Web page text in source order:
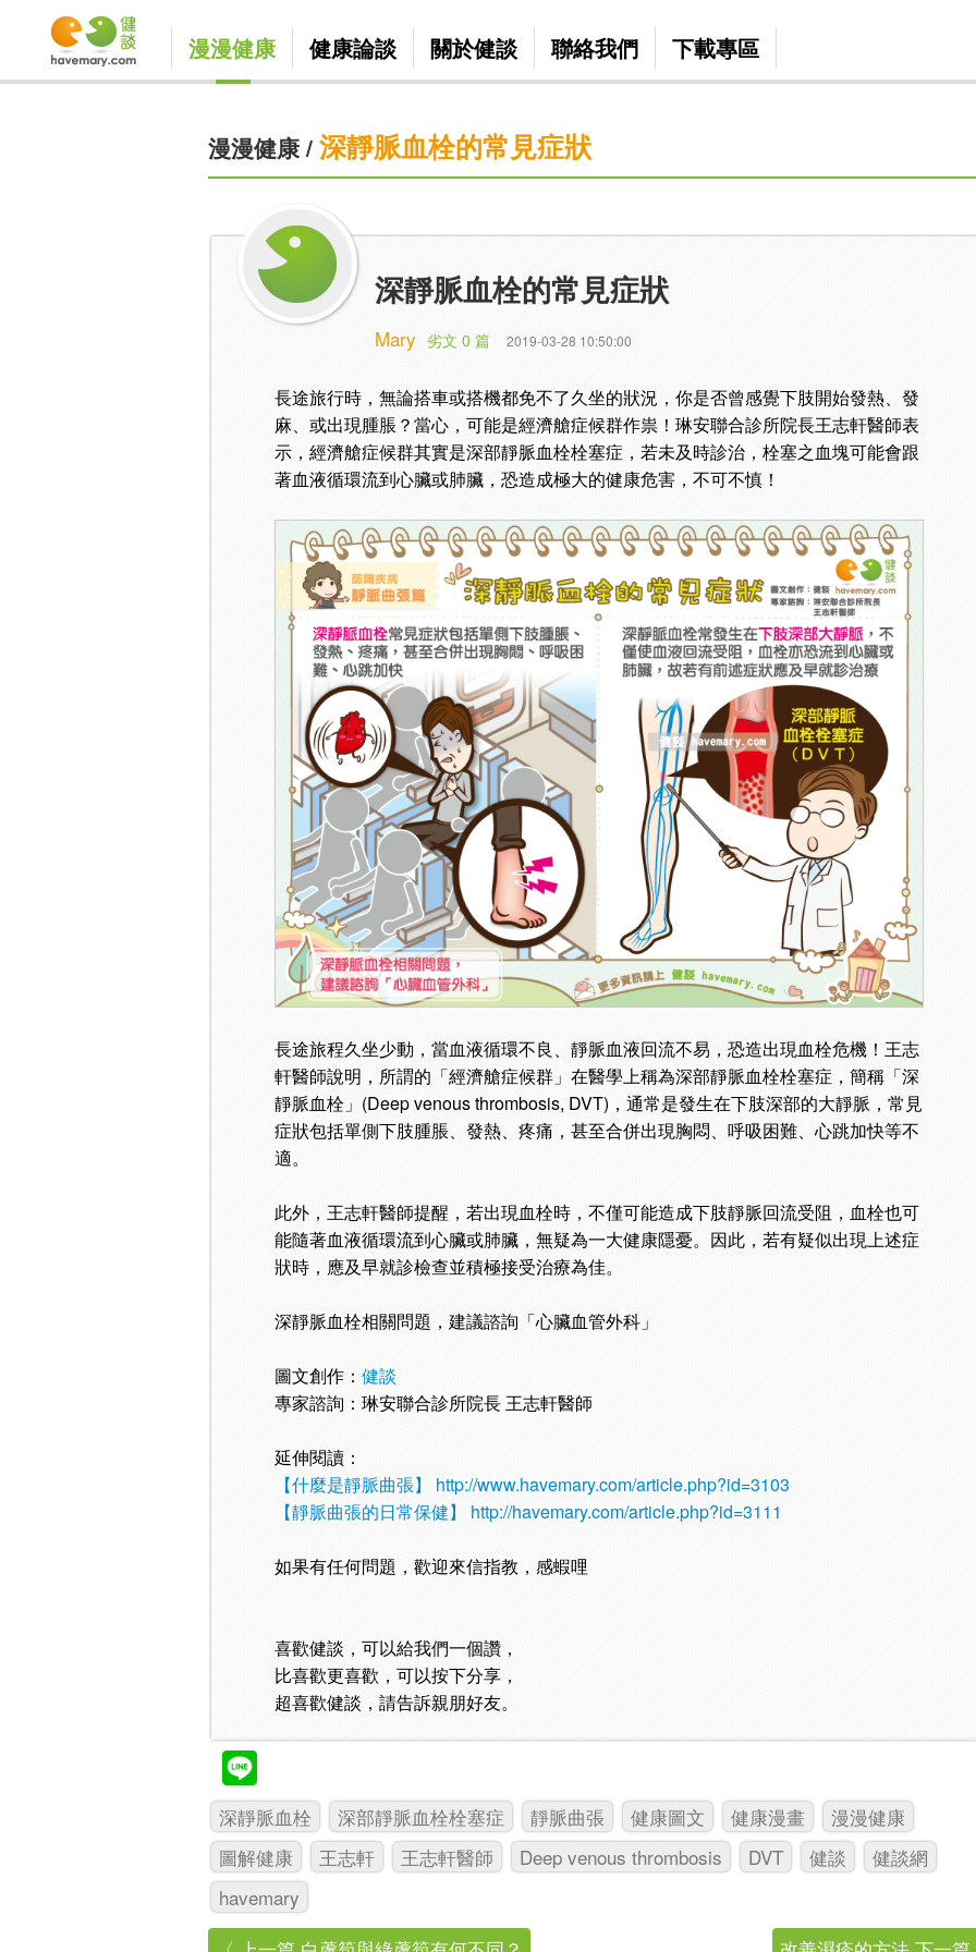
漫漫健康 健康論談 關於健談 聯絡我們 下載專區
漫漫健康/ 深靜脈血栓的常見症狀
深靜脈血栓的常見症狀
Mary 劣文 0 篇 2019-03-28 10:50:00
長途旅行時，無論搭車或搭機都免不了久坐的狀況，你是否曾感覺下肢開始發熱、發
麻、或出現腫脹？當心，可能是經濟艙症候群作祟！琳安聯合診所院長王志軒醫師表
示，經濟艙症候群其實是深部靜脈血栓栓塞症，若未及時診治，栓塞之血塊可能會跟
著血液循環流到心臟或肺臟，恐造成極大的健康危害，不可不慎！
長途旅程久坐少動，當血液循環不良、靜脈血液回流不易，恐造出現血栓危機！王志
軒醫師說明，所謂的「經濟艙症候群」在醫學上稱為深部靜脈血栓栓塞症，簡稱「深
靜脈血栓」(Deep venous thrombosis, DVT)，通常是發生在下肢深部的大靜脈，常見
症狀包括單側下肢腫脹、發熱、疼痛，甚至合併出現胸悶、呼吸困難、心跳加快等不
適。
此外，王志軒醫師提醒，若出現血栓時，不僅可能造成下肢靜脈回流受阻，血栓也可
能隨著血液循環流到心臟或肺臟，無疑為一大健康隱憂。因此，若有疑似出現上述症
狀時，應及早就診檢查並積極接受治療為佳。
深靜脈血栓相關問題，建議諮詢「心臟血管外科」
圖文創作：健談
專家諮詢：琳安聯合診所院長 王志軒醫師
延伸閱讀：
【什麼是靜脈曲張】
http://www.havemary.com/article.php?id=3103
【靜脈曲張的日常保健】
http://havemary.com/article.php?id=3111
如果有任何問題，歡迎來信指教，感蝦哩
喜歡健談，可以給我們一個讚，
比喜歡更喜歡，可以按下分享，
超喜歡健談，請告訴親朋好友。
深靜脈血栓 深部靜脈血栓栓塞症 靜脈曲張 健康圖文 健康漫畫
漫漫健康
圖解健康
王志軒 王志軒醫師 Deep venous thrombosis DVT 健談
健談網
havemary